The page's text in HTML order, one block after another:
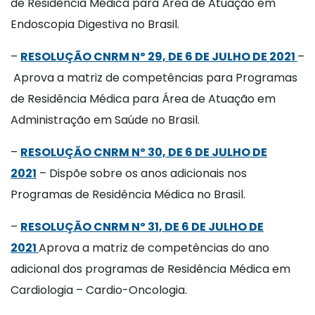
de Residência Médica para Área de Atuação em
Endoscopia Digestiva no Brasil.
– RESOLUÇÃO CNRM Nº 29, DE 6 DE JULHO DE 2021 –
Aprova a matriz de competências para Programas
de Residência Médica para Área de Atuação em
Administração em Saúde no Brasil.
– RESOLUÇÃO CNRM Nº 30, DE 6 DE JULHO DE
2021 – Dispõe sobre os anos adicionais nos
Programas de Residência Médica no Brasil.
– RESOLUÇÃO CNRM Nº 31, DE 6 DE JULHO DE
2021Aprova a matriz de competências do ano
adicional dos programas de Residência Médica em
Cardiologia – Cardio-Oncologia.